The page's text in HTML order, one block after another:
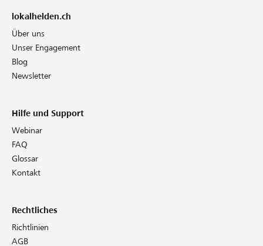
lokalhelden.ch
Über uns
Unser Engagement
Blog
Newsletter
Hilfe und Support
Webinar
FAQ
Glossar
Kontakt
Rechtliches
Richtlinien
AGB